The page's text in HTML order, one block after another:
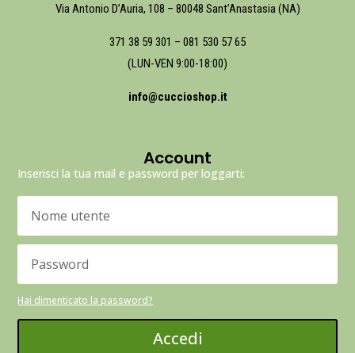
Via Antonio D’Auria, 108 – 80048 Sant’Anastasia (NA)
371 38 59 301 – 081 530 57 65
(LUN-VEN 9:00-18:00)
info@cuccioshop.it
Account
Inserisci la tua mail e password per loggarti:
Hai dimenticato la password?
Accedi